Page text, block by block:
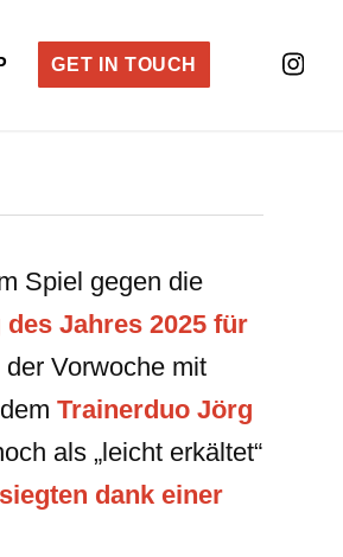
GET IN TOUCH
Spiel gegen die
Jahres 2025 für
Vorwoche mit
Trainerduo Jörg
als „leicht erkältet“
siegten dank einer